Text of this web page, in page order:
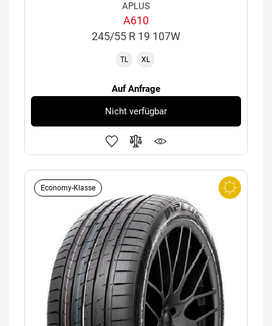
APLUS
A610
245/55 R 19 107W
TL XL
Auf Anfrage
Nicht verfügbar
Economy-Klasse